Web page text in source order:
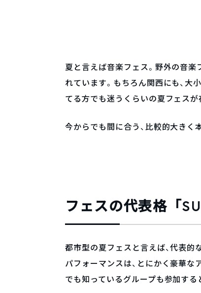
夏と言えば音楽フェス。野外の音
れています。もちろん関西にも、大
てる方でも迷うくらいの夏フェスが
今からでも間に合う、比較的大きく
フェスの代表格「
都市型の夏フェスと言えば、代表的
パフォーマンスは、とにかく豪華な
でも知っているグループも参加する